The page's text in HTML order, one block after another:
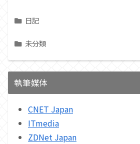
日記
未分類
執筆媒体
CNET Japan
ITmedia
ZDNet Japan